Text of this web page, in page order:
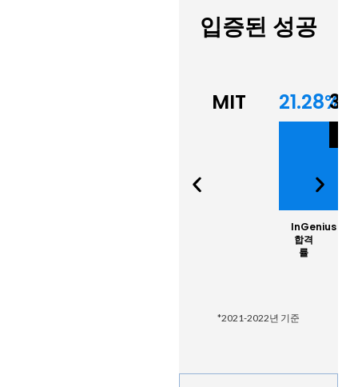
입증된 성공
MIT 21.28%
InGenius
합격
률
*2021-2022년 기준